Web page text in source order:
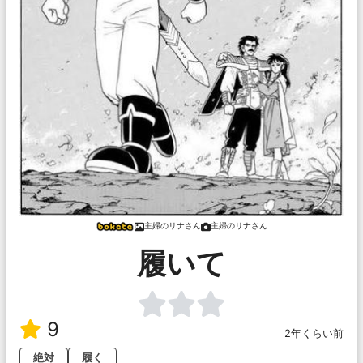
主婦のリナさん 主婦のリナさん
履いて
9
2年くらい前
絶対
履く